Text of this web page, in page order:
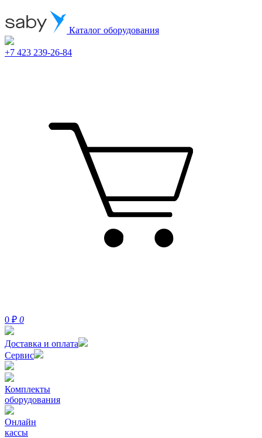
Каталог оборудования
+7 423 239-26-84
0 ₽ 0
Доставка и оплата
Сервис
Комплекты
оборудования
Онлайн
кассы